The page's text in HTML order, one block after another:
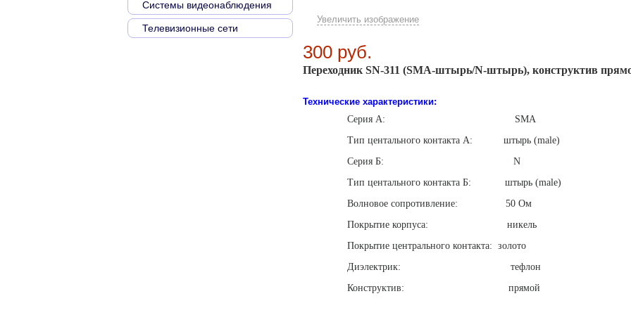
Увеличить изображение
Переходник SN-311
300 руб.
Переходник SN-311 (SMA-штырь/N-штырь), конструктив
Технические характеристики:
Серия А: SMA
Тип центального контакта А: штырь (male)
Серия Б: N
Тип центального контакта Б: штырь (male)
Волновое сопротивление: 50 Ом
Покрытие корпуса: никель
Покрытие центрального контакта: золото
Диэлектрик: тефлон
Конструктив: прямой
Системы видеонаблюдения
Телевизионные сети